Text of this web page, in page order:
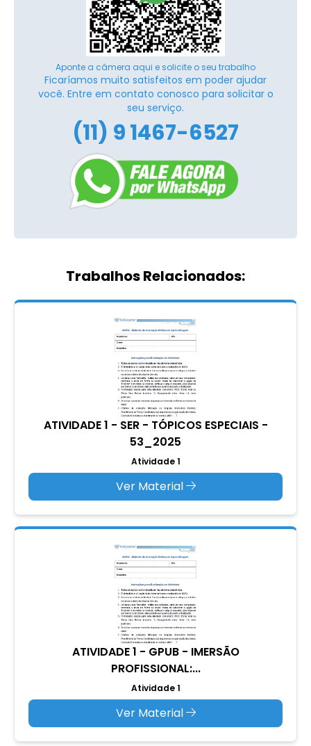
Aponte a câmera aqui e solicite o seu trabalho
Ficaríamos muito satisfeitos em poder ajudar
você. Entre em contato conosco para solicitar o
seu serviço.
(11) 9 1467-6527
Trabalhos Relacionados:
ATIVIDADE 1 - SER - TÓPICOS ESPECIAIS -
53_2025
Atividade 1
Ver Material
ATIVIDADE 1 - GPUB - IMERSÃO
PROFISSIONAL:...
Atividade 1
Ver Material